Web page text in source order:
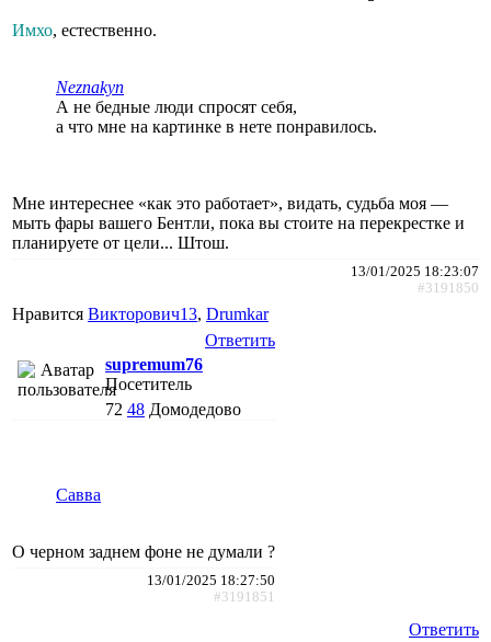
Имхо, естественно.
Neznakyn
А не бедные люди спросят себя,
а что мне на картинке в нете понравилось.
Мне интереснее «как это работает», видать, судьба моя —
мыть фары вашего Бентли, пока вы стоите на перекрестке и
планируете от цели... Штош.
13/01/2025 18:23:07
#3191850
Нравится Викторович13, Drumkar
Ответить
supremum76
Посетитель
72 48 Домодедово
Савва
О черном заднем фоне не думали ?
13/01/2025 18:27:50
#3191851
Ответить